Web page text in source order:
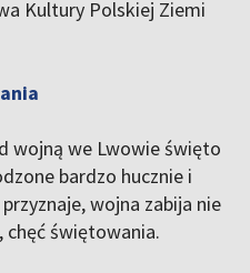
Kultury Polskiej Ziemi
wojną we Lwowie święto
bardzo hucznie i
wojna zabija nie
chęć świętowania.